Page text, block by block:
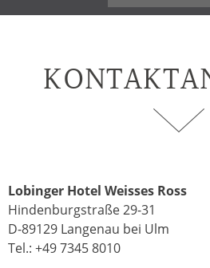
Lobinger Hotel Weisses Ross
Hindenburgstraße 29-31
D-89129 Langenau bei Ulm
Tel.: +49 7345 8010